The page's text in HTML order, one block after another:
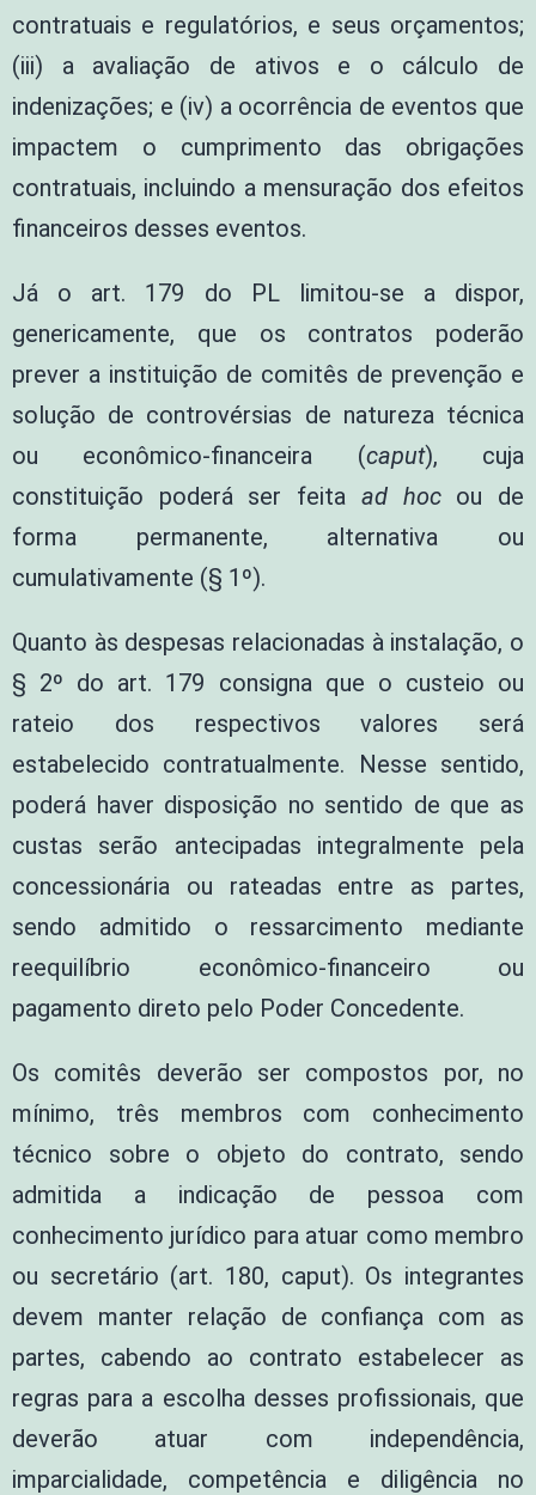
contratuais e regulatórios, e seus orçamentos;
(iii) a avaliação de ativos e o cálculo de
indenizações; e (iv) a ocorrência de eventos que
impactem o cumprimento das obrigações
contratuais, incluindo a mensuração dos efeitos
financeiros desses eventos.
Já o art. 179 do PL limitou-se a dispor,
genericamente, que os contratos poderão
prever a instituição de comitês de prevenção e
solução de controvérsias de natureza técnica
ou econômico-financeira (caput), cuja
constituição poderá ser feita ad hocou de
forma permanente, alternativa ou
cumulativamente (§ 1º).
Quanto às despesas relacionadas à instalação, o
§ 2º do art. 179 consigna que o custeio ou
rateio dos respectivos valores será
estabelecido contratualmente. Nesse sentido,
poderá haver disposição no sentido de que as
custas serão antecipadas integralmente pela
concessionária ou rateadas entre as partes,
sendo admitido o ressarcimento mediante
reequilíbrio econômico-financeiro ou
pagamento direto pelo Poder Concedente.
Os comitês deverão ser compostos por, no
mínimo, três membros com conhecimento
técnico sobre o objeto do contrato, sendo
admitida a indicação de pessoa com
conhecimento jurídico para atuar como membro
ou secretário (art. 180, caput). Os integrantes
devem manter relação de confiança com as
partes, cabendo ao contrato estabelecer as
regras para a escolha desses profissionais, que
deverão atuar com independência,
imparcialidade, competência e diligência no